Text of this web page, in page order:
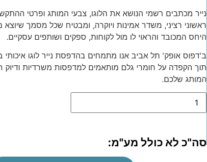
נייר מכתבים רשמי הנושא את הלוגו, צבעי המותג ופרטי
ראשוני רציני, משדר אמינות ויוקרה, ומבטיח שכל מסמך
היחס המכובד והראוי לו מול לקוחות, ספקים ושותפים עסקיים.
ב'דפוס אופק' תל אביב אנו מתמחים בהדפסת נייר לוגו איכותי
תוך הקפדה על חומרי גלם מותאמים למדפסות משרדיות
המותג שלכם.
סה"כ לא כולל מע"מ: